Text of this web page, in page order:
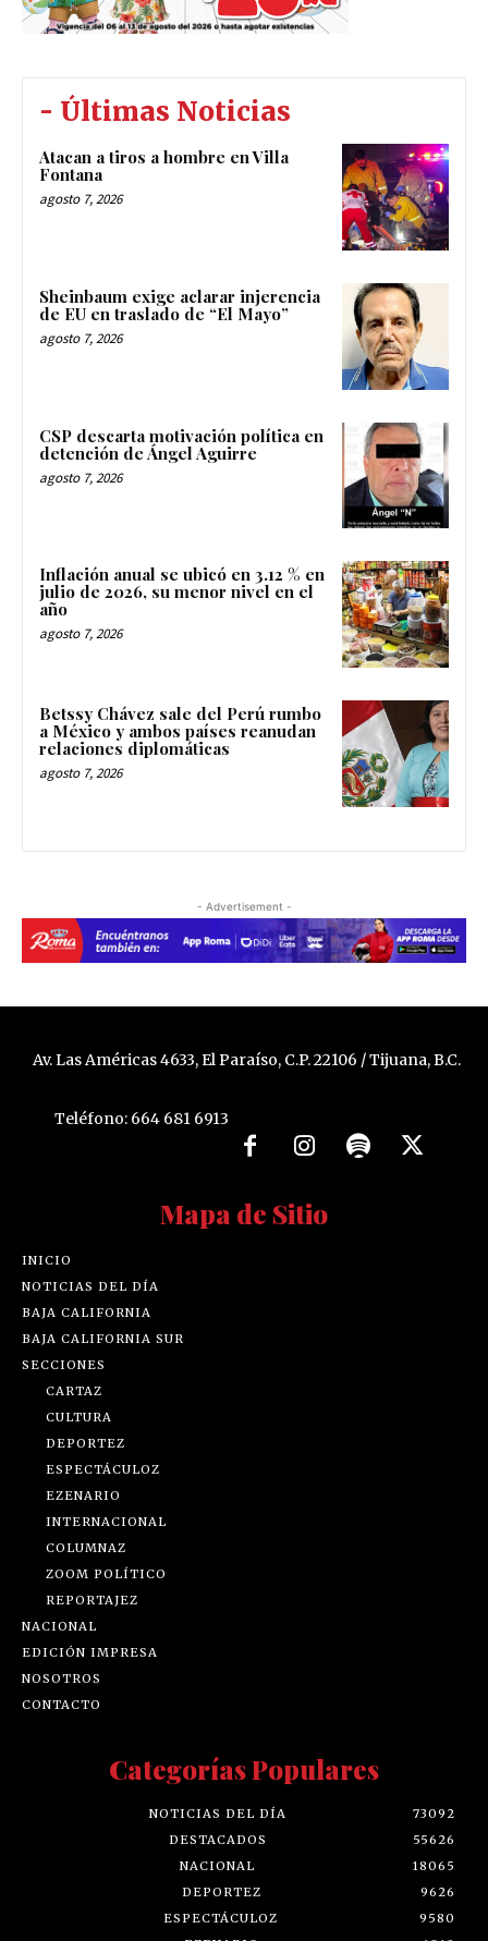
- Últimas Noticias
Atacan a tiros a hombre en Villa
Fontana
agosto 7, 2026
Sheinbaum exige aclarar injerencia
de EU en traslado de “El Mayo”
agosto 7, 2026
CSP descarta motivación política en
detención de Ángel Aguirre
agosto 7, 2026
Inflación anual se ubicó en 3.12 % en
julio de 2026, su menor nivel en el
año
agosto 7, 2026
Betssy Chávez sale del Perú rumbo
a México y ambos países reanudan
relaciones diplomáticas
agosto 7, 2026
- Advertisement -
Av. Las Américas 4633, El Paraíso, C.P. 22106 / Tijuana, B.C.
Teléfono: 664 681 6913
Mapa de Sitio
INICIO
NOTICIAS DEL DÍA
BAJA CALIFORNIA
BAJA CALIFORNIA SUR
SECCIONES
CARTAZ
CULTURA
DEPORTEZ
ESPECTÁCULOZ
EZENARIO
INTERNACIONAL
COLUMNAZ
ZOOM POLÍTICO
REPORTAJEZ
NACIONAL
EDICIÓN IMPRESA
NOSOTROS
CONTACTO
Categorías Populares
NOTICIAS DEL DÍA
73092
DESTACADOS
55626
NACIONAL
18065
DEPORTEZ
9626
ESPECTÁCULOZ
9580